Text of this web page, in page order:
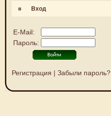
Вход
E-Mail:
Пароль:
Регистрация | Забыли пароль?